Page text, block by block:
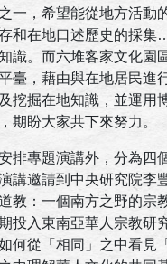
一，希望能從地方活動
和在地口述歷史的採集
識。而六堆客家文化園
臺，藉由與在地居民進
挖掘在地知識，並運用
期盼大家共下來努力。
排專題演講外，分為四
講邀請到中央研究院李
教：一個南方之野的宗
投入東南亞華人宗教研
何從「相同」之中看見